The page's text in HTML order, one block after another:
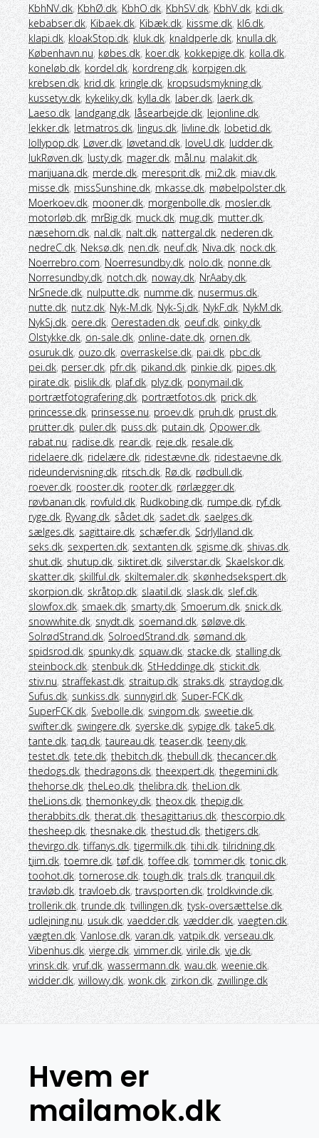
KbhNV.dk, KbhØ.dk, KbhO.dk, KbhSV.dk, KbhV.dk, kdi.dk,
kebabser.dk, Kibaek.dk, Kibæk.dk, kissme.dk, kl6.dk,
klapi.dk, kloakStop.dk, kluk.dk, knaldperle.dk, knulla.dk,
København.nu, købes.dk, koer.dk, kokkepige.dk, kolla.dk,
koneløb.dk, kordel.dk, kordreng.dk, korpigen.dk,
krebsen.dk, krid.dk, kringle.dk, kropsudsmykning.dk,
kussetyv.dk, kykeliky.dk, kylla.dk, laber.dk, laerk.dk,
Laeso.dk, landgang.dk, låsearbejde.dk, lejonline.dk,
lekker.dk, letmatros.dk, lingus.dk, livline.dk, lobetid.dk,
lollypop.dk, Løver.dk, løvetand.dk, loveU.dk, ludder.dk,
lukRøven.dk, lusty.dk, mager.dk, mål.nu, malakit.dk,
marijuana.dk, merde.dk, meresprit.dk, mi2.dk, miav.dk,
misse.dk, missSunshine.dk, mkasse.dk, møbelpolster.dk,
Moerkoev.dk, mooner.dk, morgenbolle.dk, mosler.dk,
motorløb.dk, mrBig.dk, muck.dk, mug.dk, mutter.dk,
næsehorn.dk, nal.dk, nalt.dk, nattergal.dk, nederen.dk,
nedreC.dk, Neksø.dk, nen.dk, neuf.dk, Niva.dk, nock.dk,
Noerrebro.com, Noerresundby.dk, nolo.dk, nonne.dk,
Norresundby.dk, notch.dk, noway.dk, NrAaby.dk,
NrSnede.dk, nulputte.dk, numme.dk, nusermus.dk,
nutte.dk, nutz.dk, Nyk-M.dk, Nyk-Sj.dk, NykF.dk, NykM.dk,
NykSj.dk, oere.dk, Oerestaden.dk, oeuf.dk, oinky.dk,
Olstykke.dk, on-sale.dk, online-date.dk, ornen.dk,
osuruk.dk, ouzo.dk, overraskelse.dk, pai.dk, pbc.dk,
pei.dk, perser.dk, pfr.dk, pikand.dk, pinkie.dk, pipes.dk,
pirate.dk, pislik.dk, plaf.dk, plyz.dk, ponymail.dk,
portrætfotografering.dk, portrætfotos.dk, prick.dk,
princesse.dk, prinsesse.nu, proev.dk, pruh.dk, prust.dk,
prutter.dk, puler.dk, puss.dk, putain.dk, Qpower.dk,
rabat.nu, radise.dk, rear.dk, reje.dk, resale.dk,
ridelaere.dk, ridelære.dk, ridestævne.dk, ridestaevne.dk,
rideundervisning.dk, ritsch.dk, Rø.dk, rødbull.dk,
roever.dk, rooster.dk, rooter.dk, rørlægger.dk,
røvbanan.dk, rovfuld.dk, Rudkobing.dk, rumpe.dk, ryf.dk,
ryge.dk, Ryvang.dk, sådet.dk, sadet.dk, saelges.dk,
sælges.dk, sagittaire.dk, schæfer.dk, SdrJylland.dk,
seks.dk, sexperten.dk, sextanten.dk, sgisme.dk, shivas.dk,
shut.dk, shutup.dk, siktiret.dk, silverstar.dk, Skaelskor.dk,
skatter.dk, skillful.dk, skiltemaler.dk, skønhedsekspert.dk,
skorpion.dk, skråtop.dk, slaatil.dk, slask.dk, slef.dk,
slowfox.dk, smaek.dk, smarty.dk, Smoerum.dk, snick.dk,
snowwhite.dk, snydt.dk, soemand.dk, søløve.dk,
SolrødStrand.dk, SolroedStrand.dk, sømand.dk,
spidsrod.dk, spunky.dk, squaw.dk, stacke.dk, stalling.dk,
steinbock.dk, stenbuk.dk, StHeddinge.dk, stickit.dk,
stiv.nu, straffekast.dk, straitup.dk, straks.dk, straydog.dk,
Sufus.dk, sunkiss.dk, sunnygirl.dk, Super-FCK.dk,
SuperFCK.dk, Svebolle.dk, svingom.dk, sweetie.dk,
swifter.dk, swingere.dk, syerske.dk, sypige.dk, take5.dk,
tante.dk, taq.dk, taureau.dk, teaser.dk, teeny.dk,
testet.dk, tete.dk, thebitch.dk, thebull.dk, thecancer.dk,
thedogs.dk, thedragons.dk, theexpert.dk, thegemini.dk,
thehorse.dk, theLeo.dk, thelibra.dk, theLion.dk,
theLions.dk, themonkey.dk, theox.dk, thepig.dk,
therabbits.dk, therat.dk, thesagittarius.dk, thescorpio.dk,
thesheep.dk, thesnake.dk, thestud.dk, thetigers.dk,
thevirgo.dk, tiffanys.dk, tigermilk.dk, tihi.dk, tilridning.dk,
tjim.dk, toemre.dk, tøf.dk, toffee.dk, tommer.dk, tonic.dk,
toohot.dk, tornerose.dk, tough.dk, trals.dk, tranquil.dk,
travløb.dk, travloeb.dk, travsporten.dk, troldkvinde.dk,
trollerik.dk, trunde.dk, tvillingen.dk, tysk-oversættelse.dk,
udlejning.nu, usuk.dk, vaedder.dk, vædder.dk, vaegten.dk,
vægten.dk, Vanlose.dk, varan.dk, vatpik.dk, verseau.dk,
Vibenhus.dk, vierge.dk, vimmer.dk, virile.dk, vje.dk,
vrinsk.dk, vruf.dk, wassermann.dk, wau.dk, weenie.dk,
widder.dk, willowy.dk, wonk.dk, zirkon.dk, zwillinge.dk
Hvem er
mailamok.dk